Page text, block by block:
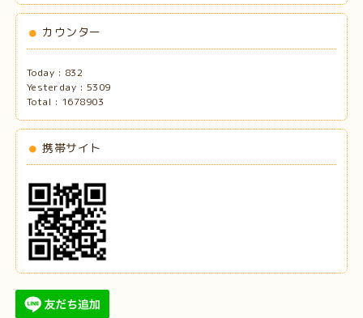
カウンター
Today : 832
Yesterday : 5309
Total : 1678903
携帯サイト